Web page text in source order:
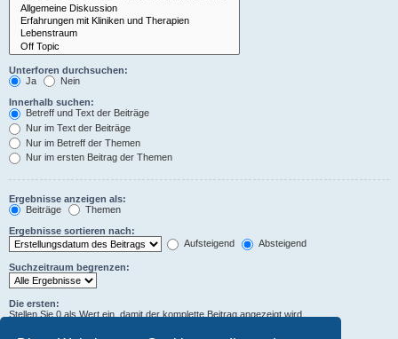
Unterforen durchsuchen:
Ja
Nein
Innerhalb suchen:
Betreff und Text der Beiträge
Nur im Text der Beiträge
Nur im Betreff der Themen
Nur im ersten Beitrag der Themen
Ergebnisse anzeigen als:
Beiträge
Themen
Ergebnisse sortieren nach:
Aufsteigend
Absteigend
Suchzeitraum begrenzen:
Die ersten:
Stellen Sie 0 als Wert ein, damit der komplette Beitrag angezeigt wird.